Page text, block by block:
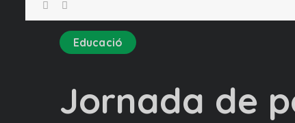
Educació
Jornada de